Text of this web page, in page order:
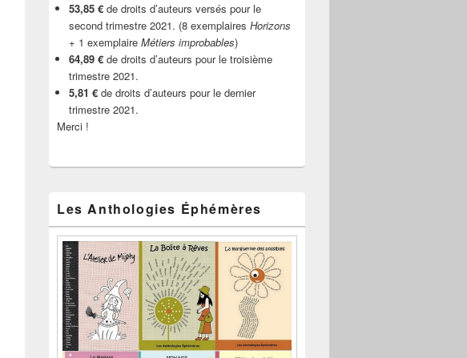
53,85 € de droits d’auteurs versés pour le
second trimestre 2021. (8 exemplaires Horizons
+ 1 exemplaire Métiers improbables)
64,89 € de droits d’auteurs pour le troisième
trimestre 2021.
5,81 € de droits d’auteurs pour le dernier
trimestre 2021.
Merci !
Les Anthologies Éphémères